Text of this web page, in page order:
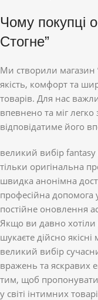
Чому покупці
Стогне”
Ми створили магазин
якість, комфорт та
товарів. Для нас
впевнено та міг
відповідатиме його
великий вибір
тільки оригінальна
швидка анонімна
професійна допомога
постійне оновлення
Якщо ви давно хотіли
шукаєте дійсно
великий вибір
вражень та яскравих
тим, щоб
у світі інтимних